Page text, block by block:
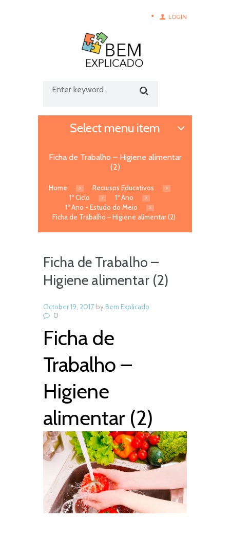
LOGIN
Select menu item
Ficha de Trabalho – Higiene alimentar
(2)
Home
Recursos Educativos
1º Ciclo
1º Ano
1º Ano - Estudo do Meio
Ficha de Trabalho – Higiene alimentar (2)
Ficha de Trabalho –
Higiene alimentar (2)
October 19, 2017 byBem Explicado
0
Ficha de
Trabalho –
Higiene
alimentar (2)